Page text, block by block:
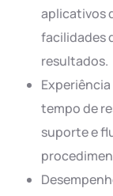
aplicativos
facilidades
resultados.
tempo de
suporte e